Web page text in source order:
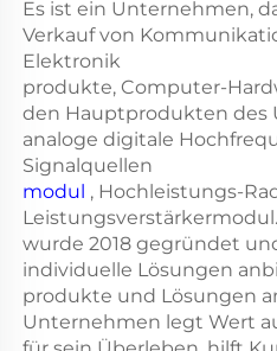
Es ist ein Unternehmen,
Verkauf von
Elektronik
produkte, Computer-
den Hauptprodukten des
analoge digitale
Signalquellen
modul , Hochleistungs-
wurde 2018 gegründet
individuelle Lösungen
produkte und Lösungen
Unternehmen legt Wert